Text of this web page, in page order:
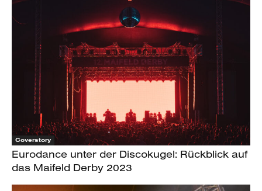
Coverstory
Eurodance unter der Discokugel: Rückblick auf
das Maifeld Derby 2023